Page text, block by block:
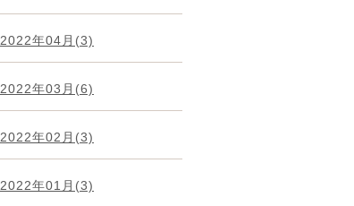
2022年04月(3)
2022年03月(6)
2022年02月(3)
2022年01月(3)